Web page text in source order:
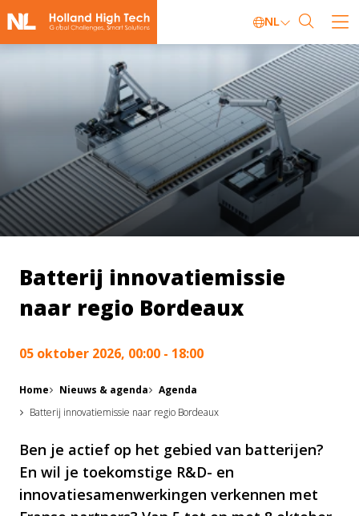
NL
Batterij innovatiemissie
naar regio Bordeaux
05 oktober 2026, 00:00 - 18:00
Home Nieuws & agenda
Agenda
Batterij innovatiemissie naar regio Bordeaux
Ben je actief op het gebied van batterijen?
En wil je toekomstige R&D- en
innovatiesamenwerkingen verkennen met